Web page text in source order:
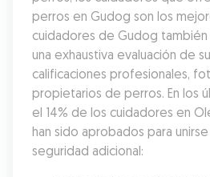
perros en Gudog son los
cuidadores de Gudog
una exhaustiva evaluación de
calificaciones profesionales,
propietarios de perros. En los
el 14% de los cuidadores en
han sido aprobados para
seguridad adicional: